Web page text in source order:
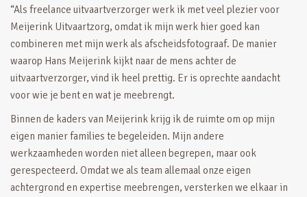
“Als freelance uitvaartverzorger werk ik met veel plezier voor
Meijerink Uitvaartzorg, omdat ik mijn werk hier goed kan
combineren met mijn werk als afscheidsfotograaf. De manier
waarop Hans Meijerink kijkt naar de mens achter de
uitvaartverzorger, vind ik heel prettig. Er is oprechte aandacht
voor wie je bent en wat je meebrengt.
Binnen de kaders van Meijerink krijg ik de ruimte om op mijn
eigen manier families te begeleiden. Mijn andere
werkzaamheden worden niet alleen begrepen, maar ook
gerespecteerd. Omdat we als team allemaal onze eigen
achtergrond en expertise meebrengen, versterken we elkaar in